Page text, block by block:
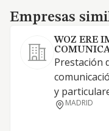
Empresas similares
Empresas
WOZ ERE
Prestación
y
MADRID